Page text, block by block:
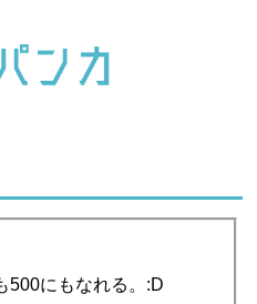
500にもなれる。:D